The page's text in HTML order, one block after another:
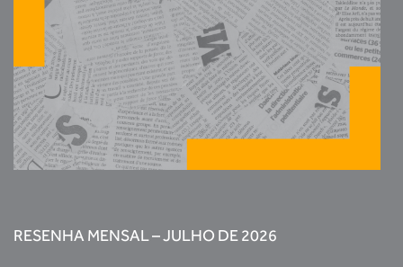
RESENHA MENSAL – JULHO DE 2026